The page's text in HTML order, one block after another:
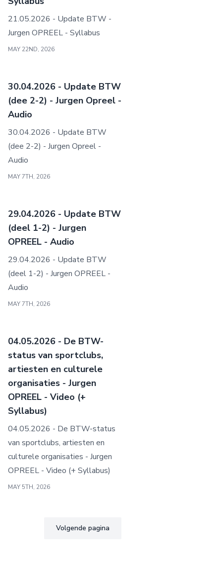
21.05.2026 - Update BTW -
Jurgen OPREEL - Syllabus
MAY 22ND, 2026
30.04.2026 - Update BTW
(dee 2-2) - Jurgen Opreel -
Audio
30.04.2026 - Update BTW
(dee 2-2) - Jurgen Opreel -
Audio
MAY 7TH, 2026
29.04.2026 - Update BTW
(deel 1-2) - Jurgen
OPREEL - Audio
29.04.2026 - Update BTW
(deel 1-2) - Jurgen OPREEL -
Audio
MAY 7TH, 2026
04.05.2026 - De BTW-
status van sportclubs,
artiesten en culturele
organisaties - Jurgen
OPREEL - Video (+
Syllabus)
04.05.2026 - De BTW-status
van sportclubs, artiesten en
culturele organisaties - Jurgen
OPREEL - Video (+ Syllabus)
MAY 5TH, 2026
Volgende pagina